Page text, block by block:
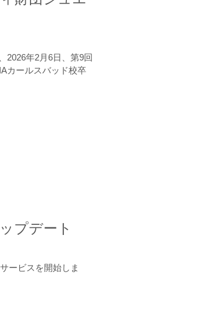
2026年2月6日、第9回
カールスバッド校卒
プデート
ービスを開始しま